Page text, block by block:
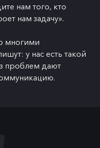
нам того, кто
нам задачу».
многими
у нас есть такой
проблем дают